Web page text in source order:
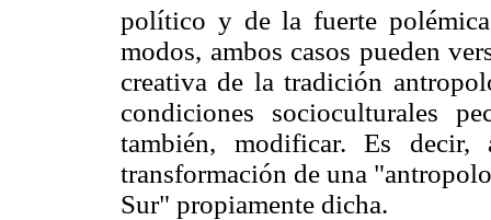
político y de la fuerte
modos, ambos casos pueden
creativa de la tradición
condiciones socioculturales
también, modificar. Es
transformación de una
Sur" propiamente dicha.